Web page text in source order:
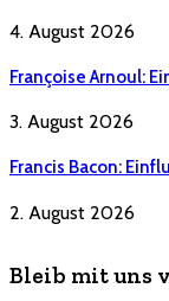
4. August 2026
Françoise Arnoul:
3. August 2026
Francis Bacon:
2. August 2026
Bleib mit uns